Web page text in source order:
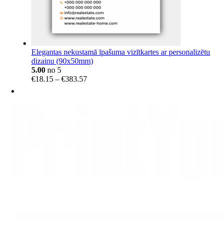
Elegantas nekustamā īpašuma vizītkartes ar personalizētu
dizainu (90x50mm)
5.00 no 5
€18.15 – €383.57Price